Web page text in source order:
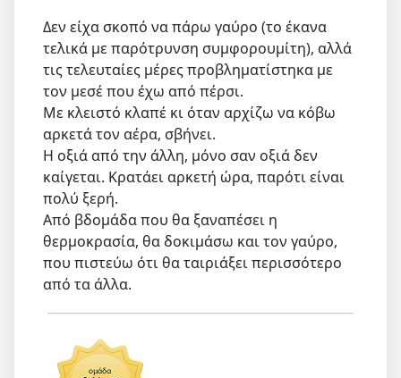
Δεν είχα σκοπό να πάρω γαύρο (το έκανα
τελικά με παρότρυνση συμφορουμίτη), αλλά
τις τελευταίες μέρες προβληματίστηκα με
τον μεσέ που έχω από πέρσι.
Με κλειστό κλαπέ κι όταν αρχίζω να κόβω
αρκετά τον αέρα, σβήνει.
Η οξιά από την άλλη, μόνο σαν οξιά δεν
καίγεται. Κρατάει αρκετή ώρα, παρότι είναι
πολύ ξερή.
Από βδομάδα που θα ξαναπέσει η
θερμοκρασία, θα δοκιμάσω και τον γαύρο,
που πιστεύω ότι θα ταιριάξει περισσότερο
από τα άλλα.